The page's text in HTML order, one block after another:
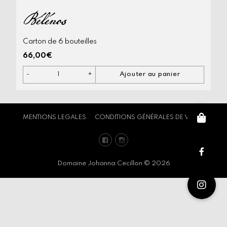
Bélénos
Carton de 6 bouteilles
66,00€
-
quantité
de
+ Ajouter au panier
MENTIONS LEGALES CONDITIONS GÉNÉRALES DE VENTE
FacebookInstagram
Domaine Johanna Cecillon © 2026